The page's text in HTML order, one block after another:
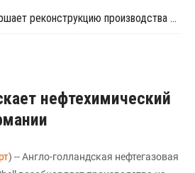
СИБУР-Нефтехим завершает реконструкцию производства окиси этилена и гликолей
нефтехимический
) -- Англо-голландская нефтегазовая